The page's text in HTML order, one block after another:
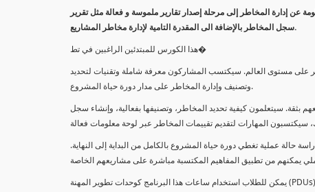
عن إدارة المخاطر إلى مرحلة إصدار تقارير ملموسة و فعالة مثل تقرير
سجل المخاطر بالإضافة الى المقدرة التامية لإدارة مخاطر المشاريع.
هذا الكورس للمبتدئين الراغبين في تط�
على مستوى العالم. سيكتسب المشاركون معرفة شاملة وتقنيات لتحديد
وتصنيف وإدارة المخاطر على مدار دورة حياة المشروع.
بثقة. سيتعلمون كيفية تحديد المخاطر، وتصنيفها بفعالية، وإنشاء سجل
حالة عملية تغطي دورة حياة المشروع بالكامل من البداية إلى النهاية.